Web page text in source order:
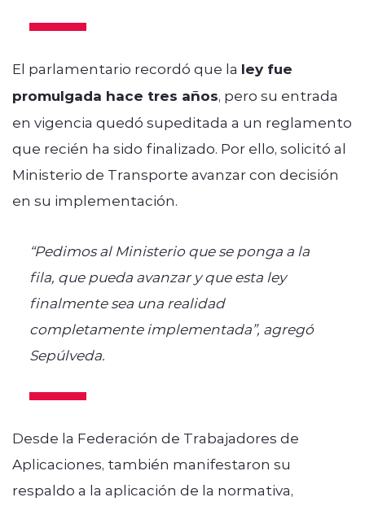
El parlamentario recordó que la ley fue
promulgada hace tres años, pero su entrada
en vigencia quedó supeditada a un reglamento
que recién ha sido finalizado. Por ello, solicitó al
Ministerio de Transporte avanzar con decisión
en su implementación.
“Pedimos al Ministerio que se ponga a la
fila, que pueda avanzar y que esta ley
finalmente sea una realidad
completamente implementada”, agregó
Sepúlveda.
Desde la Federación de Trabajadores de
Aplicaciones, también manifestaron su
respaldo a la aplicación de la normativa,